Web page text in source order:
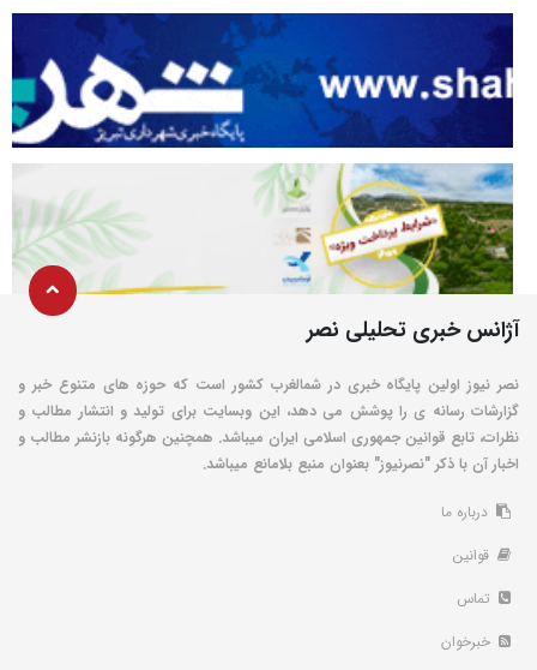
آژانس خبری تحلیلی نصر
نصر نیوز اولین پایگاه خبری در شمالغرب کشور است که حوزه های متنوع خبر و
گزارشات رسانه ی را پوشش می دهد، این وبسایت برای تولید و انتشار مطالب و
نظرات، تابع قوانین جمهوری اسلامی ایران میباشد. همچنین هرگونه بازنشر مطالب و
اخبار آن با ذکر "نصرنیوز" بعنوان منبع بلامانع میباشد.
درباره ما
قوانین
تماس
خبرخوان